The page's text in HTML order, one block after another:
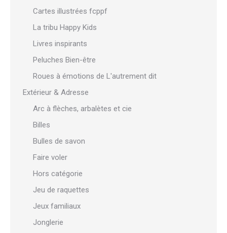
Cartes illustrées fcppf
La tribu Happy Kids
Livres inspirants
Peluches Bien-être
Roues à émotions de L'autrement dit
Extérieur & Adresse
Arc à flèches, arbalètes et cie
Billes
Bulles de savon
Faire voler
Hors catégorie
Jeu de raquettes
Jeux familiaux
Jonglerie